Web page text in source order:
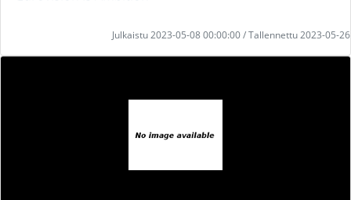
Julkaistu 2023-05-08 00:00:00 / Tallennettu 2023-05-26